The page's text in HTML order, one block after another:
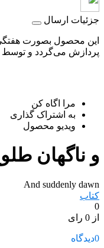
جزئیات ارسال
این محصول بصورت
پردازش می‌گردد و توسط
مرا اگاه کن
به اشتراک گذاری
ویدیو محصول
و ناگهان
And suddenly dawn
کتاب
0
از 0 رای
0دیدگاه